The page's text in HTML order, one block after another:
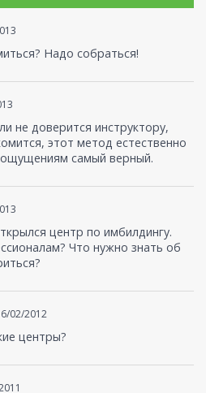
Надо собраться!
не доверится инструктору,
этот метод естественно
самый верный.
центр по имбилдингу.
Что нужно знать об
02/2012
центры?